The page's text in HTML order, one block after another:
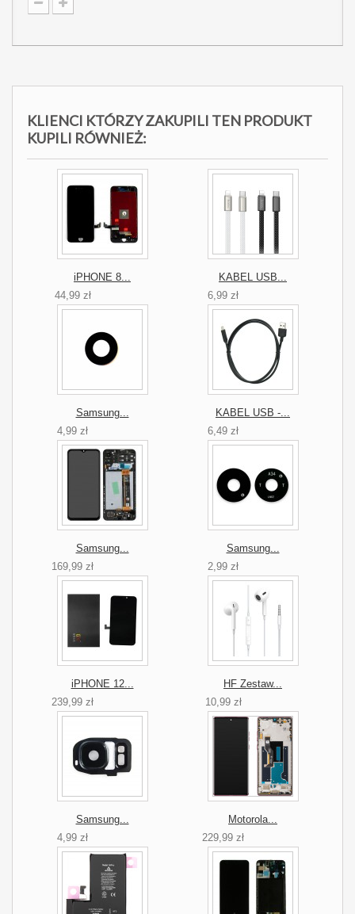
KLIENCI KTÓRZY ZAKUPILI TEN PRODUKT
KUPILI RÓWNIEŻ:
iPHONE 8...
44,99 zł
KABEL USB...
6,99 zł
Samsung...
4,99 zł
KABEL USB -...
6,49 zł
Samsung...
169,99 zł
Samsung...
2,99 zł
iPHONE 12...
239,99 zł
HF Zestaw...
10,99 zł
Samsung...
4,99 zł
Motorola...
229,99 zł